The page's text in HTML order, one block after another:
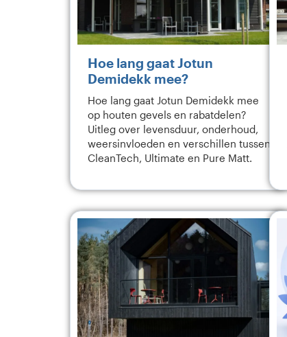
Hoe lang gaat Jotun
Demidekk mee?
Hoe lang gaat Jotun Demidekk mee
op houten gevels en rabatdelen?
Uitleg over levensduur, onderhoud,
weersinvloeden en verschillen tussen
CleanTech, Ultimate en Pure Matt.